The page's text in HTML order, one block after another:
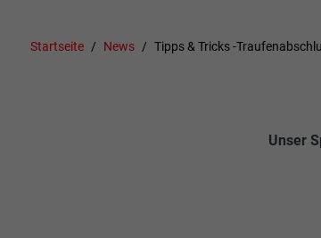
Startseite News Tipps & Tricks -
Unser